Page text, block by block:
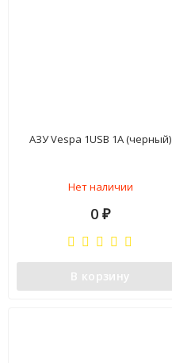
АЗУ Vespa 1USB 1A (черный)
Нет наличии
0₽
В корзину